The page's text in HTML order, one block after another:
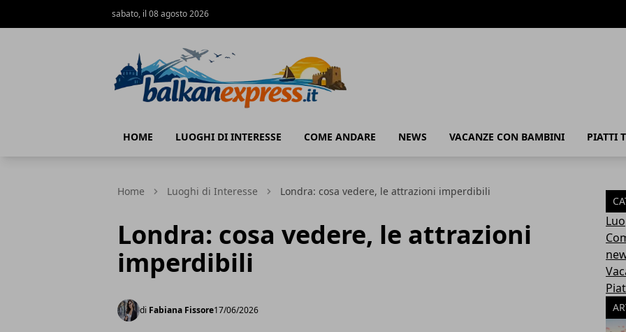
sabato, il 08 agosto 2026
HOME LUOGHI DI INTERESSE COME ANDARE NEWS VACANZE CON BAMBINI PIATTI
Home Luoghi di Interesse Londra: cosa vedere, le attrazioni imperdibili
Londra: cosa vedere, le attrazioni
imperdibili
di Fabiana Fissore17/06/2026